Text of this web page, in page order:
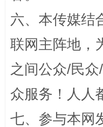
这是一记警钟
六、本传媒结
联网主阵地，
之间公众/民
众服务！人人
七、参与本网